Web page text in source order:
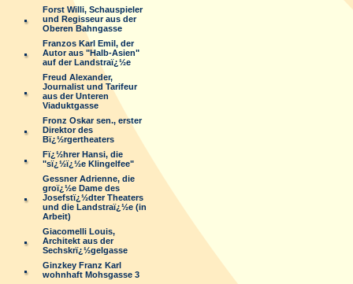
Forst Willi, Schauspieler
und Regisseur aus der
Oberen Bahngasse
Franzos Karl Emil, der
Autor aus "Halb-Asien"
auf der Landstraï¿½e
Freud Alexander,
Journalist und Tarifeur
aus der Unteren
Viaduktgasse
Fronz Oskar sen., erster
Direktor des
Bï¿½rgertheaters
Fï¿½hrer Hansi, die
"sï¿½ï¿½e Klingelfee"
Gessner Adrienne, die
groï¿½e Dame des
Josefstï¿½dter Theaters
und die Landstraï¿½e (in
Arbeit)
Giacomelli Louis,
Architekt aus der
Sechskrï¿½gelgasse
Ginzkey Franz Karl
wohnhaft Mohsgasse 3